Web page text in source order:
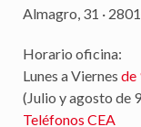
Almagro, 31 ·
Horario oficina:
Lunes a Viernes de
(Julio y agosto de
Teléfonos CEA